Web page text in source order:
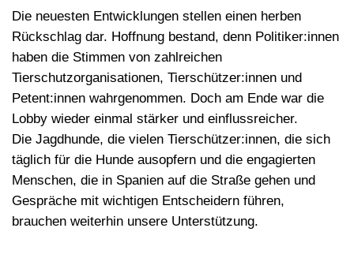
Die neuesten Entwicklungen stellen einen herben
Rückschlag dar. Hoffnung bestand, denn Politiker:innen
haben die Stimmen von zahlreichen
Tierschutzorganisationen, Tierschützer:innen und
Petent:innen wahrgenommen. Doch am Ende war die
Lobby wieder einmal stärker und einflussreicher.
Die Jagdhunde, die vielen Tierschützer:innen, die sich
täglich für die Hunde ausopfern und die engagierten
Menschen, die in Spanien auf die Straße gehen und
Gespräche mit wichtigen Entscheidern führen,
brauchen weiterhin unsere Unterstützung.